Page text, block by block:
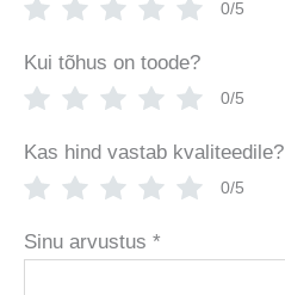
0/5
Kui tõhus on toode?
0/5
Kas hind vastab kvaliteedile?
0/5
Sinu arvustus *